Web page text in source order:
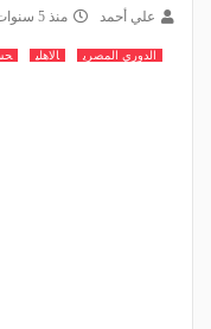
علي أحمد منذ 5 سنوات
الدوري المصري الاهلي